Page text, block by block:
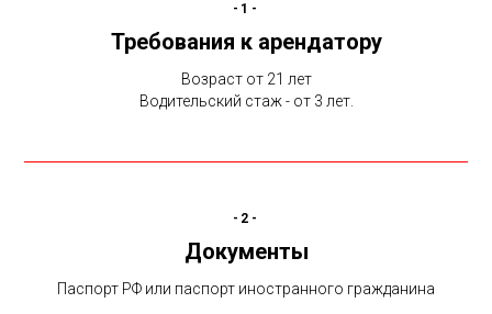
-1-
Требования к арендатору
Возраст от 21 лет
Водительский стаж - от 3 лет.
-2-
Документы
Паспорт РФ или паспорт иностранного гражданина